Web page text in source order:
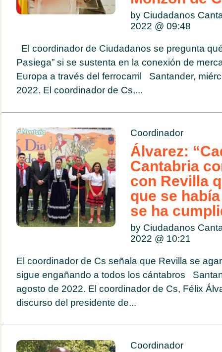
by Ciudadanos
2022 @ 09:48
El coordinador de Ciudadanos se pregunta
Pasiega” si se sustenta en la conexión de
Europa a través del ferrocarril Santander,
2022. El coordinador de Cs,...
Coordinador
Álvarez:
Cantabria
con Revilla
que se
se ha
by Ciudadanos
2022 @ 10:21
El coordinador de Cs señala que Revilla se
sigue engañando a todos los cántabros
agosto de 2022. El coordinador de Cs, Félix
discurso del presidente de...
Coordinador